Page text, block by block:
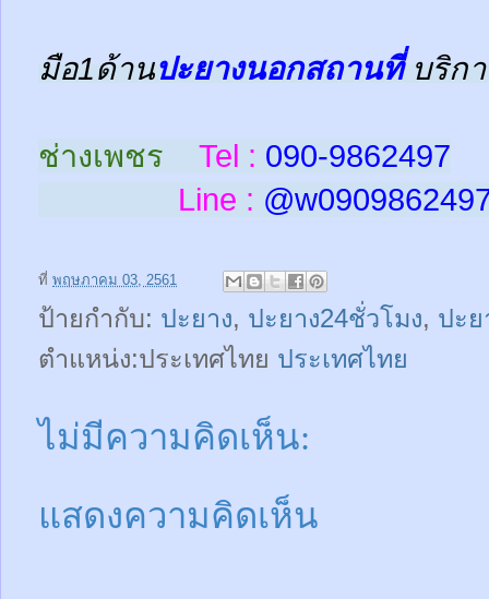
มือ1ด้านปะยางนอกสถานที่ บริก
ช่างเพชร Tel : 090-9862497
Line : @w
ที่ พฤษภาคม 03, 2561
ป้ายกำกับ: ปะยาง, ปะยาง24ชั่วโมง, ปะ
ตำแหน่ง:ประเทศไทย ประเทศไทย
ไม่มีความคิดเห็น:
แสดงความคิดเห็น